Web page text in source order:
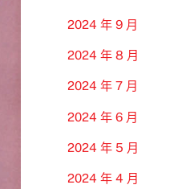
2024 年 9 月
2024 年 8 月
2024 年 7 月
2024 年 6 月
2024 年 5 月
2024 年 4 月